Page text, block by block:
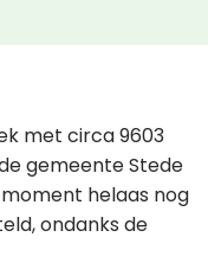
met circa 9603
gemeente Stede
helaas nog
ondanks de